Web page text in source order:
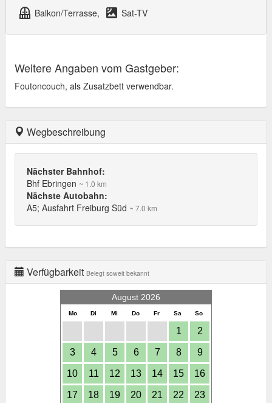
balcony Balkon/Terrasse, satellite Sat-TV
Weitere Angaben vom Gastgeber:
Foutoncouch, als Zusatzbett verwendbar.
Wegbeschreibung
Nächster Bahnhof:
Bhf Ebringen ~ 1.0 km
Nächste Autobahn:
A5; Ausfahrt Freiburg Süd ~ 7.0 km
Verfügbarkeit Belegt soweit bekannt
August 2026
Mo Di Mi Do Fr Sa So
1 2
3 4 5 6 7 8 9
10 11 12 13 14 15 16
17 18 19 20 21 22 23